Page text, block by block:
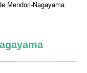
Mendori-Nagayama